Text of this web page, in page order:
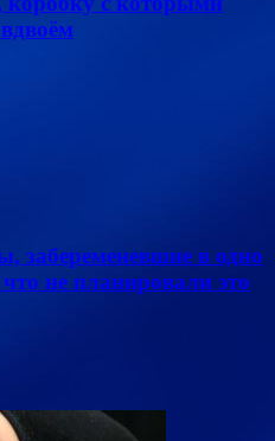
забеременевшие в одно
не планировали это